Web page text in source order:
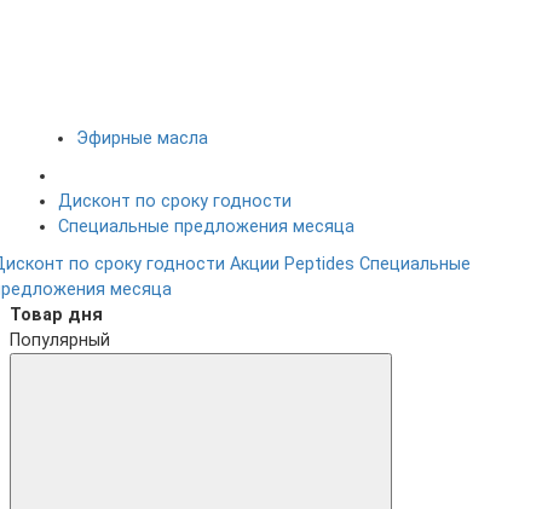
Эфирные масла
Дисконт по сроку годности
Специальные предложения месяца
по сроку годности Акции Peptides Специальные
месяца
Товар дня
Популярный